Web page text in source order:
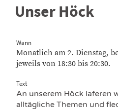
Unser Höck
Wann
Monatlich am 2. Dienstag,
jeweils von 18:30 bis 20:30.
Text
An unserem Höck laferen
alltägliche Themen und